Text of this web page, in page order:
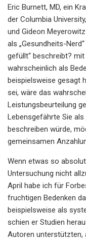
Eric Burnett, MD, ein
der Columbia
und Gideon
als „Gesundheits-
gefüllt“ beschreibt?
wahrscheinlich als
beispielsweise gesagt
sei, wäre das
Leistungsbeurteilung
Lebensgefährte Sie als
beschreiben würde,
gemeinsamen
Wenn etwas so
Untersuchung nicht
April habe ich für
fruchtigen Bedenken
beispielsweise als
schien er Studien
Autoren unterstützten,